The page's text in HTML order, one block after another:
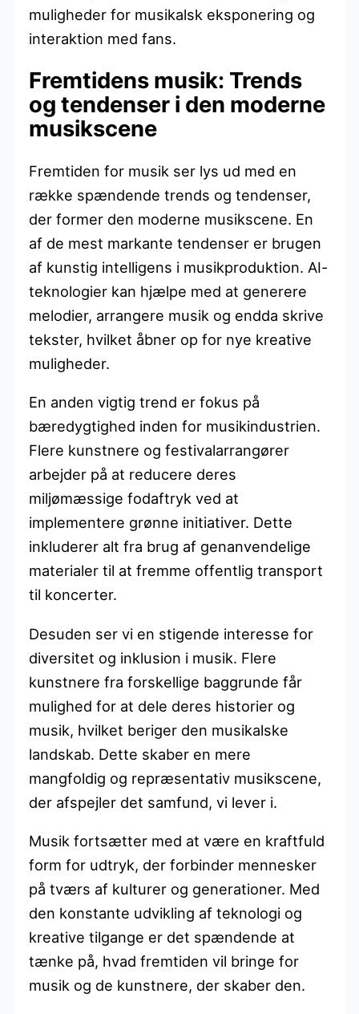
muligheder for musikalsk eksponering og
interaktion med fans.
Fremtidens musik: Trends
og tendenser i den moderne
musikscene
Fremtiden for musik ser lys ud med en
række spændende trends og tendenser,
der former den moderne musikscene. En
af de mest markante tendenser er brugen
af kunstig intelligens i musikproduktion. AI-
teknologier kan hjælpe med at generere
melodier, arrangere musik og endda skrive
tekster, hvilket åbner op for nye kreative
muligheder.
En anden vigtig trend er fokus på
bæredygtighed inden for musikindustrien.
Flere kunstnere og festivalarrangører
arbejder på at reducere deres
miljømæssige fodaftryk ved at
implementere grønne initiativer. Dette
inkluderer alt fra brug af genanvendelige
materialer til at fremme offentlig transport
til koncerter.
Desuden ser vi en stigende interesse for
diversitet og inklusion i musik. Flere
kunstnere fra forskellige baggrunde får
mulighed for at dele deres historier og
musik, hvilket beriger den musikalske
landskab. Dette skaber en mere
mangfoldig og repræsentativ musikscene,
der afspejler det samfund, vi lever i.
Musik fortsætter med at være en kraftfuld
form for udtryk, der forbinder mennesker
på tværs af kulturer og generationer. Med
den konstante udvikling af teknologi og
kreative tilgange er det spændende at
tænke på, hvad fremtiden vil bringe for
musik og de kunstnere, der skaber den.